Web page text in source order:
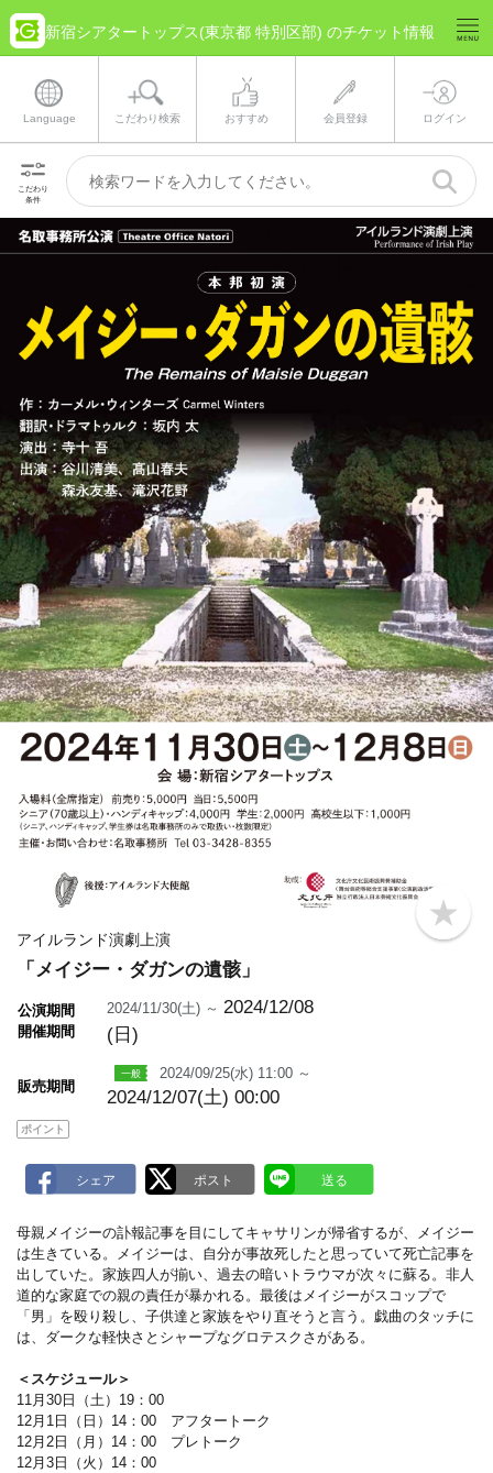
新宿シアタートップス(東京都 特別区部) のチケット情報
Language こだわり検索 おすすめ 会員登録 ログイン
こだわり
条件
b
o
アイルランド演劇上演
「メイジー・ダガンの遺骸」
公演期間
開催期間
2024/11/30(土) ～ 2024/12/08
(日)
販売期間
2024/09/25(水) 11:00 ～
2024/12/07(土) 00:00
ポイント
母親メイジーの訃報記事を目にしてキャサリンが帰省するが、メイジー
は生きている。メイジーは、自分が事故死したと思っていて死亡記事を
出していた。家族四人が揃い、過去の暗いトラウマが次々に蘇る。非人
道的な家庭での親の責任が暴かれる。最後はメイジーがスコップで
「男」を殴り殺し、子供達と家族をやり直そうと言う。戯曲のタッチに
は、ダークな軽快さとシャープなグロテスクさがある。
＜スケジュール＞
11月30日（土）19：00
12月1日（日）14：00 アフタートーク
12月2日（月）14：00 プレトーク
12月3日（火）14：00